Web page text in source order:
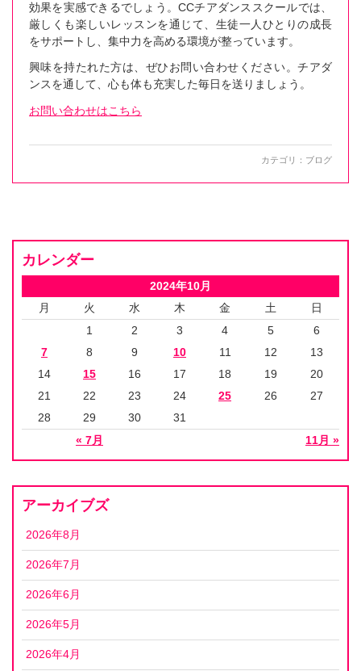
効果を実感できるでしょう。CCチアダンススクールでは、
厳しくも楽しいレッスンを通じて、生徒一人ひとりの成長
をサポートし、集中力を高める環境が整っています。
興味を持たれた方は、ぜひお問い合わせください。チアダ
ンスを通して、心も体も充実した毎日を送りましょう。
お問い合わせはこちら
カテゴリ： ブログ
カレンダー
2024年10月
月
火 水 木 金 土 日
« 7月 11月 »
1 2 3 4 5
6
7
8 9 10 11 12
13
14
15 16 17 18 19
20
21
22 23 24 25 26
27
28
29 30 31
アーカイブズ
2026年8月
2026年7月
2026年6月
2026年5月
2026年4月